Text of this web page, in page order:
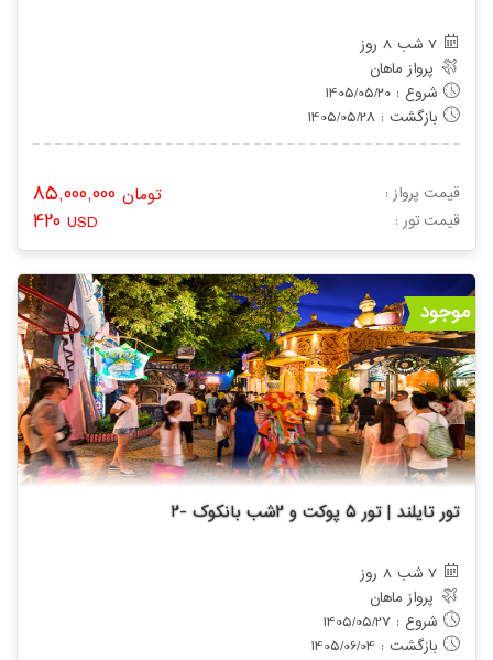
7 شب 8 روز
پرواز ماهان
شروع : 1405/05/20
بازگشت : 1405/05/28
تومان قیمت پرواز :
420 USD : قیمت تور
موجود
تور تایلند | تور 5 پوکت و 2شب بانکوک -2
7 شب 8 روز
پرواز ماهان
شروع : 1405/05/27
بازگشت : 1405/06/04